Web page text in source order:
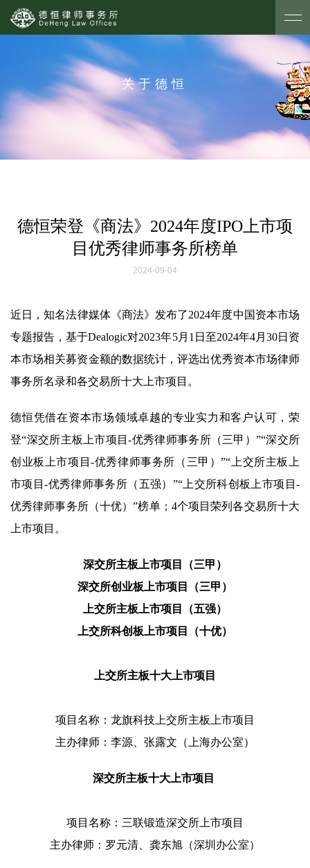
关于德恒
德恒荣登《商法》2024年度IPO上市项
目优秀律师事务所榜单
2024-09-04
近日，知名法律媒体《商法》发布了2024年度中国资本市场
专题报告，基于Dealogic对2023年5月1日至2024年4月30日资
本市场相关募资金额的数据统计，评选出优秀资本市场律师
事务所名录和各交易所十大上市项目。
德恒凭借在资本市场领域卓越的专业实力和客户认可，荣
登“深交所主板上市项目-优秀律师事务所（三甲）”“深交所
创业板上市项目-优秀律师事务所（三甲）”“上交所主板上
市项目-优秀律师事务所（五强）”“上交所科创板上市项目-
优秀律师事务所（十优）”榜单；4个项目荣列各交易所十大
上市项目。
深交所主板上市项目（三甲）
深交所创业板上市项目（三甲）
上交所主板上市项目（五强）
上交所科创板上市项目（十优）
上交所主板十大上市项目
项目名称：龙旗科技上交所主板上市项目
主办律师：李源、张露文（上海办公室）
深交所主板十大上市项目
项目名称：三联锻造深交所上市项目
主办律师：罗元清、龚东旭（深圳办公室）